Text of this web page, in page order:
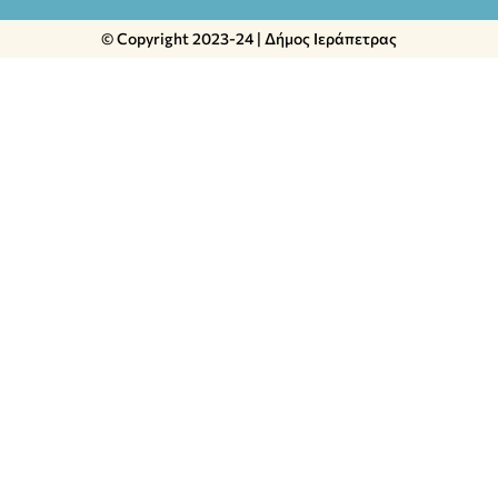
© Copyright 2023-24 | Δήμος Ιεράπετρας